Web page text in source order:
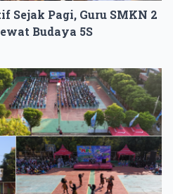
Sejak Pagi, Guru SMKN 2
Budaya 5S